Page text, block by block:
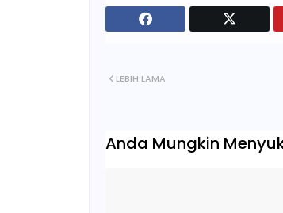
LEBIH LAMA
Anda Mungkin